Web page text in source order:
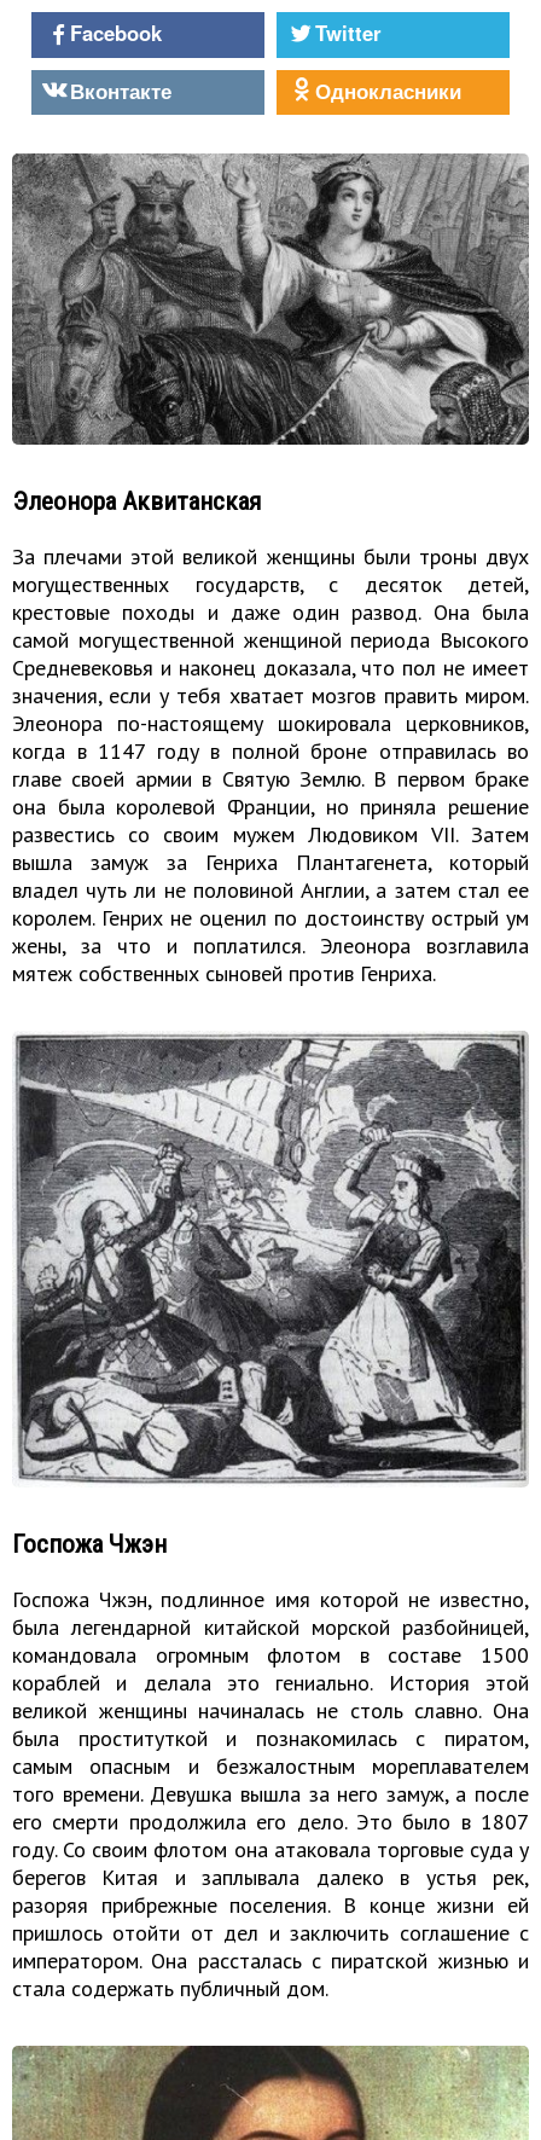
Facebook
Twitter
Вконтакте
Однокласники
Элеонора Аквитанская
За плечами этой великой женщины были троны двух
могущественных государств, с десяток детей,
крестовые походы и даже один развод. Она была
самой могущественной женщиной периода Высокого
Средневековья и наконец доказала, что пол не имеет
значения, если у тебя хватает мозгов править миром.
Элеонора по-настоящему шокировала церковников,
когда в 1147 году в полной броне отправилась во
главе своей армии в Святую Землю. В первом браке
она была королевой Франции, но приняла решение
развестись со своим мужем Людовиком VII. Затем
вышла замуж за Генриха Плантагенета, который
владел чуть ли не половиной Англии, а затем стал ее
королем. Генрих не оценил по достоинству острый ум
жены, за что и поплатился. Элеонора возглавила
мятеж собственных сыновей против Генриха.
Госпожа Чжэн
Госпожа Чжэн, подлинное имя которой не известно,
была легендарной китайской морской разбойницей,
командовала огромным флотом в составе 1500
кораблей и делала это гениально. История этой
великой женщины начиналась не столь славно. Она
была проституткой и познакомилась с пиратом,
самым опасным и безжалостным мореплавателем
того времени. Девушка вышла за него замуж, а после
его смерти продолжила его дело. Это было в 1807
году. Со своим флотом она атаковала торговые суда у
берегов Китая и заплывала далеко в устья рек,
разоряя прибрежные поселения. В конце жизни ей
пришлось отойти от дел и заключить соглашение с
императором. Она рассталась с пиратской жизнью и
стала содержать публичный дом.